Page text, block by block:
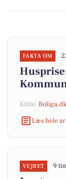
FAKTA OM
Kilde: Boliga.dk
Læs hele
VEJRET 9